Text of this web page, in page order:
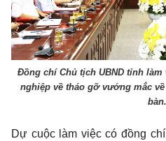
Đồng chí Chủ tịch UBND tỉnh
nghiệp về tháo gỡ vướng mắc
bàn.
Dự cuộc làm việc có đồng